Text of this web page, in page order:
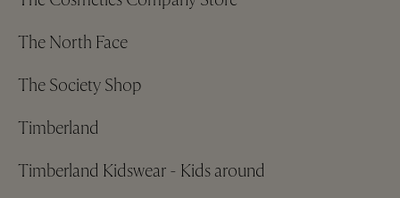
The North Face
The Society Shop
Timberland
Timberland Kidswear - Kids around